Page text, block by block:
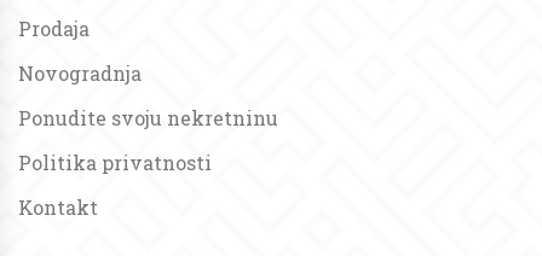
Prodaja
Novogradnja
Ponudite svoju nekretninu
Politika privatnosti
Kontakt